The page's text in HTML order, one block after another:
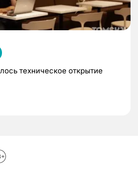
техническое открытие